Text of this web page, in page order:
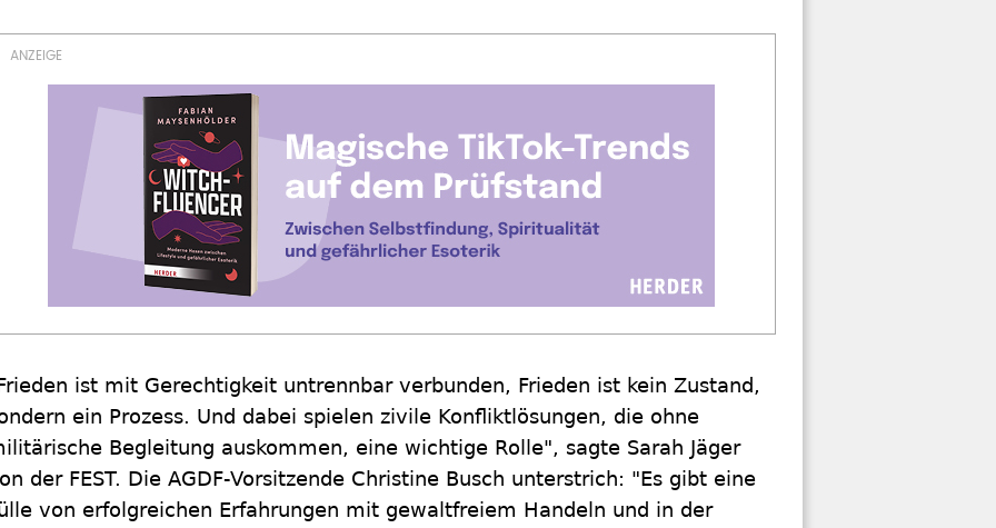
ist mit Gerechtigkeit untrennbar verbunden, Frieden ist kein Zustand,
ein Prozess. Und dabei spielen zivile Konfliktlösungen, die ohne
Begleitung auskommen, eine wichtige Rolle", sagte Sarah Jäger
der FEST. Die AGDF-Vorsitzende Christine Busch unterstrich: "Es gibt eine
von erfolgreichen Erfahrungen mit gewaltfreiem Handeln und in der